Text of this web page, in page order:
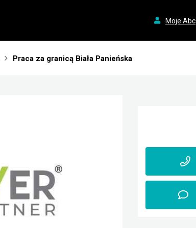
Moje Abc
Praca za granicą Biała Panieńska